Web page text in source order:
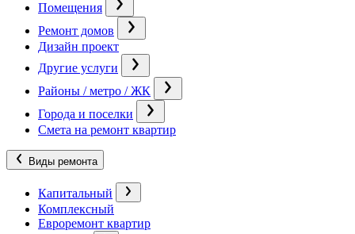
Помещения
Ремонт домов
Дизайн проект
Другие услуги
Районы / метро / ЖК
Города и поселки
Смета на ремонт квартир
Виды ремонта
Капитальный
Комплексный
Евроремонт квартир